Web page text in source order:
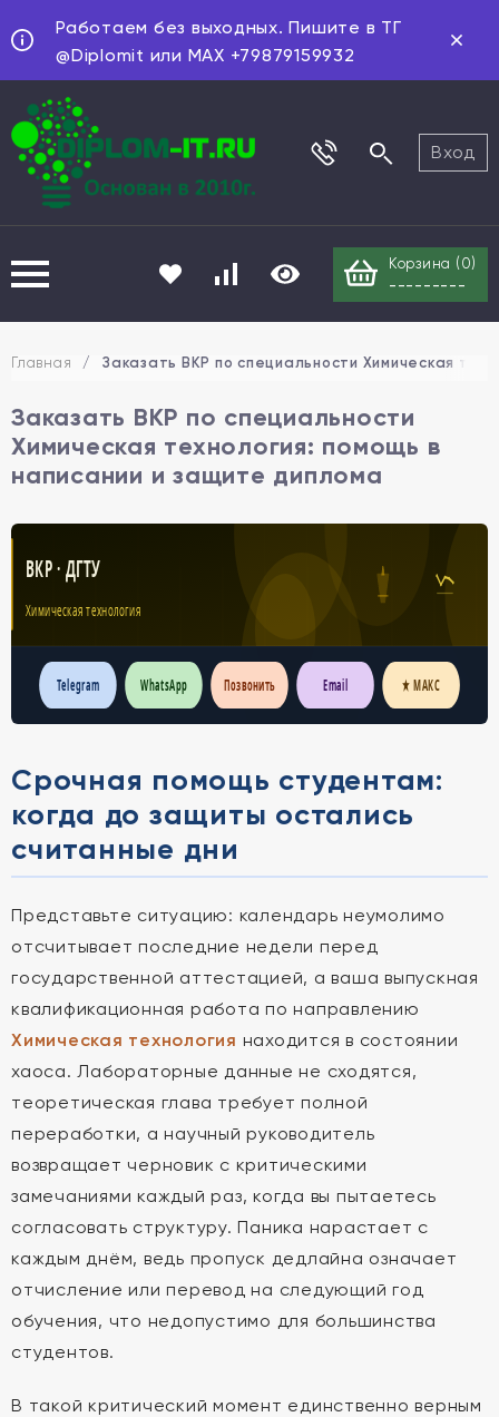
Работаем без выходных. Пишите в ТГ
@Diplomit или MAX +79879159932
Вход
Корзина ( 0)
---------
Главная / Заказать ВКР по специальности Химическая
Заказать ВКР по специальности
Химическая технология: помощь в
написании и защите диплома
ВКР · ДГТУ
Химическая технология
Telegram WhatsApp Позвонить Email ★ МАКС
Срочная помощь студентам:
когда до защиты остались
считанные дни
Представьте ситуацию: календарь неумолимо
отсчитывает последние недели перед
государственной аттестацией, а ваша выпускная
квалификационная работа по направлению
Химическая технология находится в состоянии
хаоса. Лабораторные данные не сходятся,
теоретическая глава требует полной
переработки, а научный руководитель
возвращает черновик с критическими
замечаниями каждый раз, когда вы пытаетесь
согласовать структуру. Паника нарастает с
каждым днём, ведь пропуск дедлайна означает
отчисление или перевод на следующий год
обучения, что недопустимо для большинства
студентов.
В такой критический момент единственно верным